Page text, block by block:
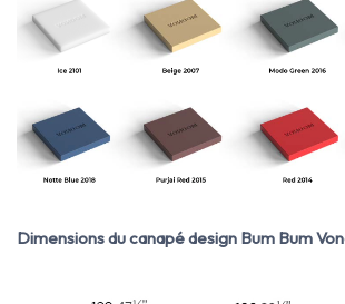
Dimensions du canapé design Bum Bum